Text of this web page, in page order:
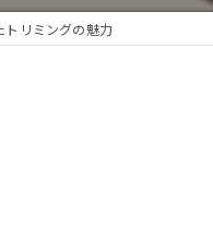
トリミングの魅力